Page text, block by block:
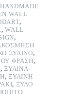
WALL
,
,WALL
,
ΞΎΛΙΝΟ,
ΦΡΆΣΗ,
,ΞΎΛΙΝΑ
,ΞΎΛΙΝΗ
, ΞΎΛΟ